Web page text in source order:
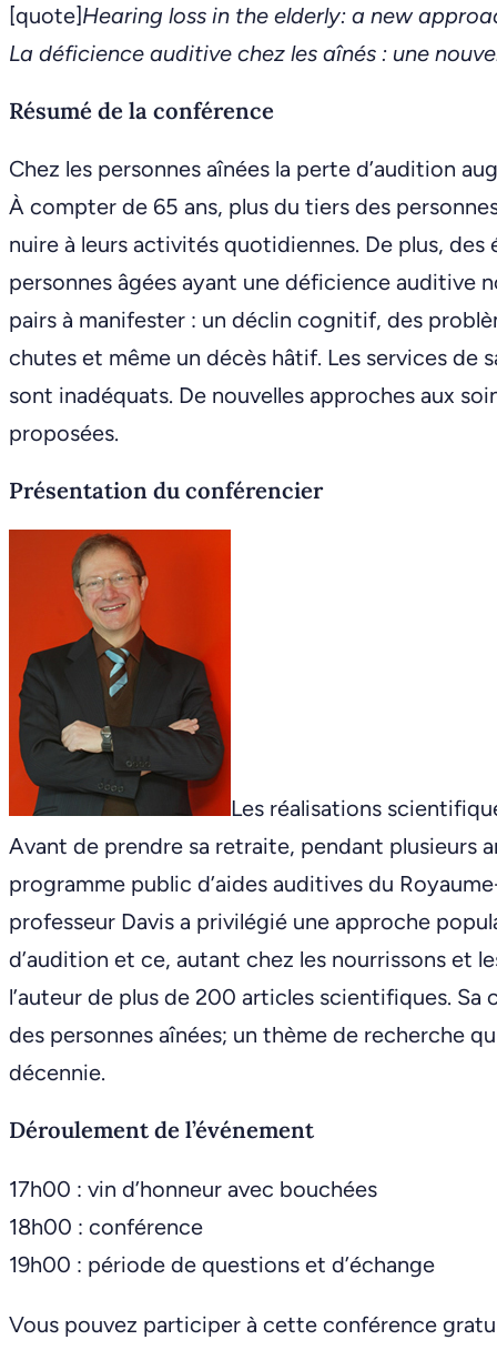
[quote]Hearing loss in the elderly: a new
La déficience auditive chez les aînés : une
Résumé de la conférence
Chez les personnes aînées la perte d’audition
À compter de 65 ans, plus du tiers des
nuire à leurs activités quotidiennes. De plus,
personnes âgées ayant une déficience auditive
pairs à manifester : un déclin cognitif, des
chutes et même un décès hâtif. Les services
sont inadéquats. De nouvelles approches aux
proposées.
Présentation du conférencier
Les réalisations
Avant de prendre sa retraite, pendant plusieurs
programme public d’aides auditives du
professeur Davis a privilégié une approche
d’audition et ce, autant chez les nourrissons et
l’auteur de plus de 200 articles scientifiques.
des personnes aînées; un thème de recherche
décennie.
Déroulement de l’événement
17h00 : vin d’honneur avec bouchées
18h00 : conférence
19h00 : période de questions et d’échange
Vous pouvez participer à cette conférence